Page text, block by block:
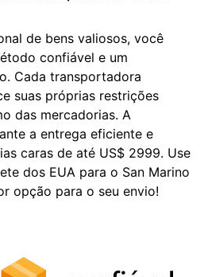
de bens valiosos, você
confiável e um
Cada transportadora
suas próprias restrições
das mercadorias. A
a entrega eficiente e
caras de até US$ 2999. Use
dos EUA para o San Marino
opção para o seu envio!